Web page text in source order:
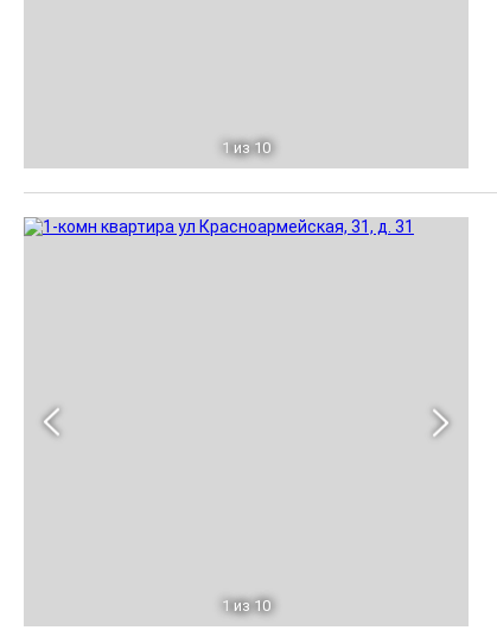
1 из 10
1 из 10